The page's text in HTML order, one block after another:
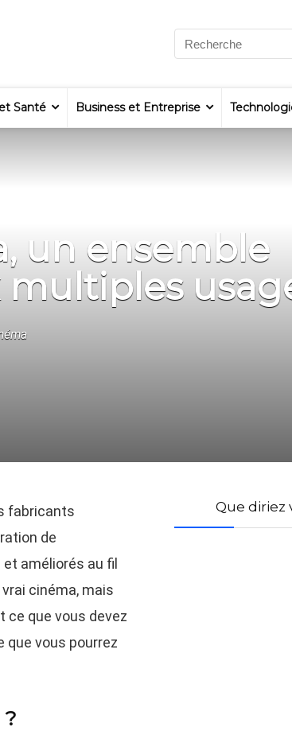
Santé Business et Entreprise
un ensemble
fabricants
de
améliorés au fil
cinéma, mais
ce que vous devez
que vous pourrez
Que diriez